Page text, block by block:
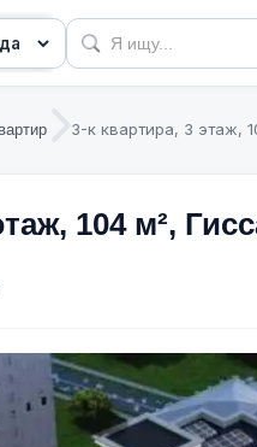
3-к квартира, 3 этаж,
104 м²,